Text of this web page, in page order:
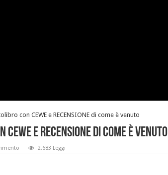
con CEWE e RECENSIONE di come è venuto
e RECENSIONE di come è venuto
2,683 Leggi